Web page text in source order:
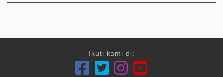
Ikuti kami di: